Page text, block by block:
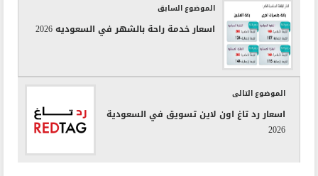
الموضوع السابق
اسعار خدمة راحة بالشهر في السعوديه 2026
الموضوع التالى
اسعار رد تاغ اون لاين تسويق في السعودية
2026